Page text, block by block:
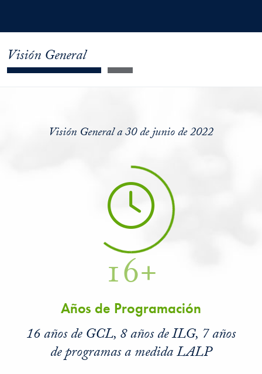
Visión General
Visión General a 30 de junio de 2022
16+
Años de Programación
16 años de GCL, 8 años de ILG, 7 años
de programas a medida LALP